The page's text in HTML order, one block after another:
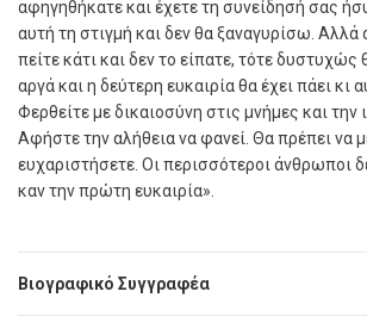
αφηγηθήκατε και έχετε τη συνείδησή σας
αυτή τη στιγμή και δεν θα ξαναγυρίσω. Αλλά
πείτε κάτι και δεν το είπατε, τότε δυστυχώς
αργά και η δεύτερη ευκαιρία θα έχει πάει κι
Φερθείτε με δικαιοσύνη στις μνήμες και την
Αφήστε την αλήθεια να φανεί. Θα πρέπει να
ευχαριστήσετε. Οι περισσότεροι άνθρωποι
καν την πρώτη ευκαιρία».
Βιογραφικό Συγγραφέα